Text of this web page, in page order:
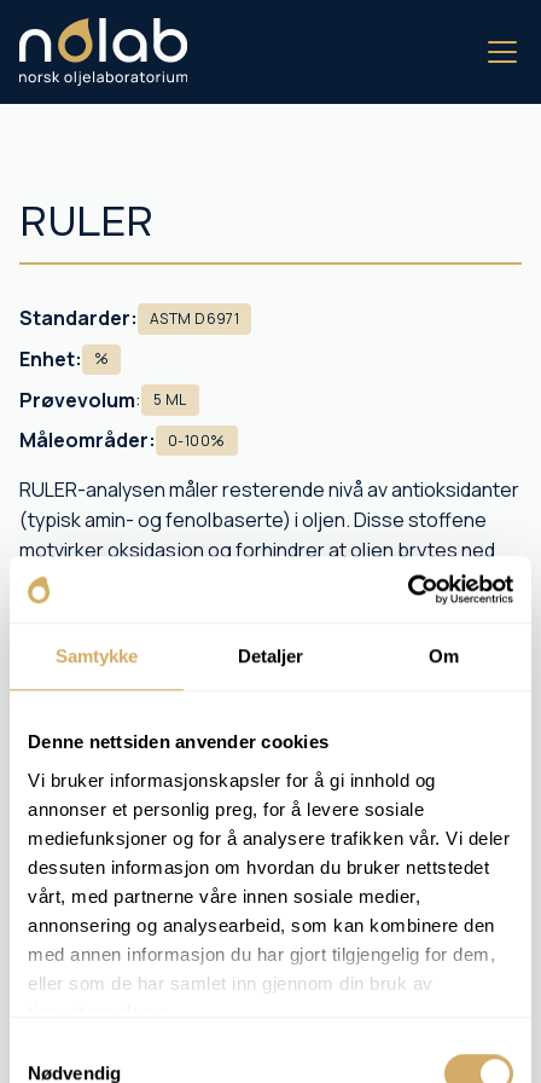
Samtykke Detaljer Om
Denne nettsiden anvender cookies
Vi bruker informasjonskapsler for å gi innhold og
annonser et personlig preg, for å levere sosiale
mediefunksjoner og for å analysere trafikken vår. Vi deler
dessuten informasjon om hvordan du bruker nettstedet
vårt, med partnerne våre innen sosiale medier,
annonsering og analysearbeid, som kan kombinere den
med annen informasjon du har gjort tilgjengelig for dem,
eller som de har samlet inn gjennom din bruk av
Nødvendig
RULER
Standarder: ASTM D6971
Enhet: %
Prøvevolum: 5 ML
Måleområder: 0-100%
RULER-analysen måler resterende nivå av antioksidanter
(typisk amin- og fenolbaserte) i oljen. Disse stoffene
motvirker oksidasjon og forhindrer at oljen brytes ned
for raskt.
gjenværende mengde antioksidanter og sammenlignes
med fersk olje.
Kunden får et nøyaktig bilde av hvor mye beskyttelse
oljeskift eller vurdere systempåvirkning.
RELEVANTE ANALYSEPAKKER
Denne analysen inngår ikke noen spesiell analysepakke - men vi
kan utføre analysen på forespørsel.